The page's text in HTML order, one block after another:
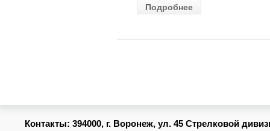
(MANN) W
Подробнее
Контакты: 394000, г. Воронеж, ул. 45 Стрелковой